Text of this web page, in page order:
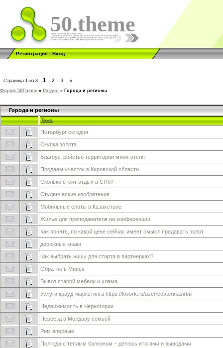
50.theme
Регистрация|Вход
Страница 1 из 3 1 2 3
»
Форум 50Theme » Раздел » Города и регионы
Города и регионы
Тема
Петербург сегодня
Скупка золота
Благоустройство территории мини-отеля
Продаем участок в Кировской области
Сколько стоит отдых в СПб?
Студенческие изобретения
Мобильные слоты в Казахстане
Жилье для преподавателя на конференции
Как понять, по какой цене сейчас имеет смысл продавать золот
дорожные знаки
Как выбрать нишу для старта в партнерках?
Обратно в Минск
Вывоз старой мебели и хлама
Услуги крауд-маркетинга https://kwork.ru/user/ecaterinasirbu
Недвижимость в Черногории
Переезд в Молдову семьёй
Рим впервые
Полгода с теплым балконом – делюсь итогами и выводами